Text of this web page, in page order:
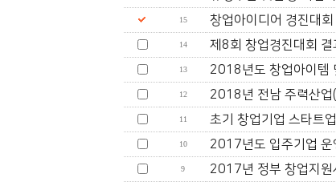
15 창업아이디어 경진대회
14 제8회 창업경진대회 결
13 2018년도 창업아이템
12 2018년 전남 주력산업
11 초기 창업기업 스타트
10 2017년도 입주기업 운
9 2017년 정부 창업지원